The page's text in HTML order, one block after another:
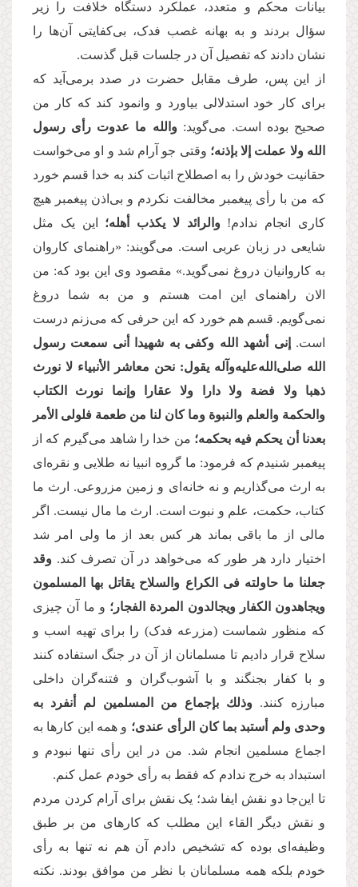
بیانات محکم و متعدد، عملکرد دستگاه خلافت را زیر
سؤال بردند و به بهانه غصب فدک، بی‌کفایتی آن‌ها را
نشان دادند که تفصیل آن در جلسات قبل گذست.
از این پس، طرف مقابل حضرت در صدد برمی‌آید که
برای کار خود استدلالی بیاورد و وانمود کند که کار من
صحیح بوده است. می‌گوید:والله ما عدوت رأی رسول
الله ولا عملت إلا بإذنه؛ وقتی جو آرام شد و او می‌خواست
حقانیت خودش را به اصطلاح اثبات کند به خدا قسم خورد
که من با رأی پیغمبر مخالفت نکردم و بی‌اذن پیغمبر هیچ
کاری انجام ندادم!والرائد لا یكذب أهله؛ این یک مثل
شایعی در زبان عربی است. می‌گویند: «راهنمای کاروان
به کاروانیان دروغ نمی‌گوید.» مقصود وی این بود که: من
الان راهنمای این امت هستم و من به شما دروغ
نمی‌گویم. قسم هم خورد که این حرفی که می‌زنم درست
است.
إنی أشهد الله وكفى به شهیدا أنی سمعت رسول
الله صلی‌الله‌علیه‌وآله یقول: نحن معاشر الأنبیاء لا نورث
ذهبا ولا فضة ولا دارا ولا عقارا وإنما نورث الكتاب
والحكمة والعلم والنبوة وما كان لنا من طعمة فلولی الأمر
بعدنا أن یحكم فیه بحكمه؛ من خدا را شاهد می‌گیرم که از
پیغمبر شنیدم که فرمود: ما گروه انبیا نه طلایی و نقره‌ای
به ارث می‌گذاریم و نه خانه‌ای و زمین مزروعی. ارث ما
کتاب، حکمت، علم و نبوت است. ارث ما مال نیست. اگر
مالی از ما باقی بماند هر کس بعد از ما ولی امر شد
اختیار دارد هر طور که می‌خواهد در آن تصرف کند. وقد
جعلنا ما حاولته فی الكراع والسلاح یقاتل بها المسلمون
ویجاهدون‏ الكفار ویجالدون المردة الفجار؛ و ما آن چیزی
که منظور شماست (مزرعه فدک) را برای تهیه اسب و
سلاح قرار دادیم تا مسلمانان از آن‌ در جنگ استفاده کنند
و با کفار بجنگند و با آشوب‌گران و فتنه‌گران داخلی
مبارزه کنند. وذلك بإجماع من المسلمین لم أنفرد به
وحدی ولم أستبد بما كان الرأی عندی؛ و همه این کارها به
اجماع مسلمین انجام شد. من در این رأی تنها نبودم و
استبداد به خرج ندادم که فقط به رأی خودم عمل کنم.
تا این‌جا دو نقش ایفا شد؛ یک نقش برای آرام کردن مردم
و نقش دیگر القاء این مطلب که کارهای من بر طبق
وظیفه‌ای بوده که تشخیص دادم آن هم نه تنها به رأی
خودم بلکه همه مسلمانان با نظر من موافق بودند. نکته